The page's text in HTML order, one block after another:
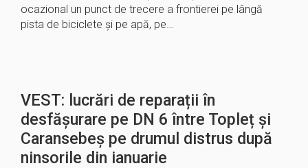
ocazional un punct de trecere a frontierei pe lângă
pista de biciclete și pe apă, pe…
VEST: lucrări de reparații în
desfășurare pe DN 6 între Topleț și
Caransebeș pe drumul distrus după
ninsorile din ianuarie